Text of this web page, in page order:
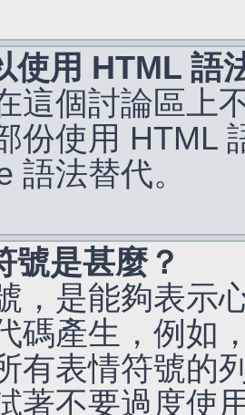
使用 HTML 語
這個討論區上
份使用 HTML
語法替代。
號是甚麼？
，是能夠表示
碼產生，例如
有表情符號的
著不要過度使